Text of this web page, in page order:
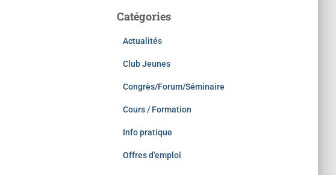
Catégories
Actualités
Club Jeunes
Congrès/Forum/Séminaire
Cours / Formation
Info pratique
Offres d'emploi